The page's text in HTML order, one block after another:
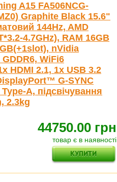
A15 FA506NCG-
Graphite Black 15.6"
144Hz, AMD
4.7GHz), RAM 16GB
nVidia
WiFi6
HDMI 2.1, 1x USB 3.2
G-SYNC
A, підсвічування
2.3kg
44750.00 грн
товар є в наявності